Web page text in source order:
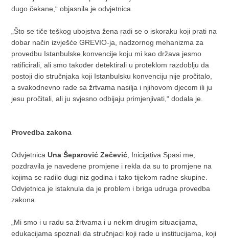
dugo čekane,“ objasnila je odvjetnica.
„Što se tiče teškog ubojstva žena radi se o iskoraku koji prati na
dobar način izvješće GREVIO-ja, nadzornog mehanizma za
provedbu Istanbulske konvencije koju mi kao država jesmo
ratificirali, ali smo također detektirali u proteklom razdoblju da
postoji dio stručnjaka koji Istanbulsku konvenciju nije pročitalo,
a svakodnevno rade sa žrtvama nasilja i njihovom djecom ili ju
jesu pročitali, ali ju svjesno odbijaju primjenjivati,“ dodala je.
Provedba zakona
OdvjetnicaUna Šeparović Zečević , Inicijativa Spasi me,
pozdravila je navedene promjene i rekla da su to promjene na
kojima se radilo dugi niz godina i tako tijekom radne skupine.
Odvjetnica je istaknula da je problem i briga udruga provedba
zakona.
„Mi smo i u radu sa žrtvama i u nekim drugim situacijama,
edukacijama spoznali da stručnjaci koji rade u institucijama, koji